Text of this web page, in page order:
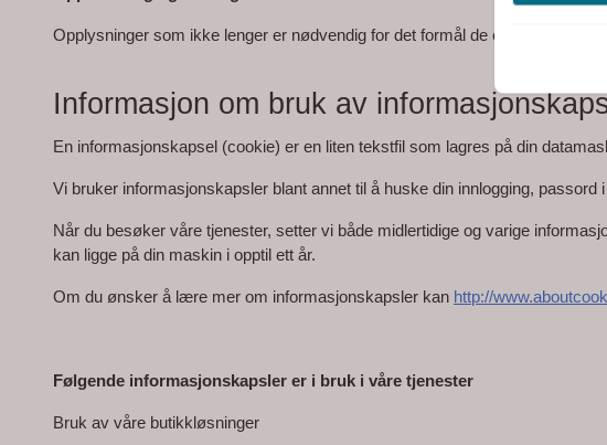
Opplysninger som ikke lenger er nødvendig for det formål de er laget for,
Informasjon om bruk av
En informasjonskapsel (cookie) er en liten tekstfil som lagres på din
Vi bruker informasjonskapsler blant annet til å huske din innlogging,
Når du besøker våre tjenester, setter vi både midlertidige og varige
kan ligge på din maskin i opptil ett år.
Om du ønsker å lære mer om informasjonskapsler kan http://
Følgende informasjonskapsler er i bruk i våre tjenester
Bruk av våre butikkløsninger